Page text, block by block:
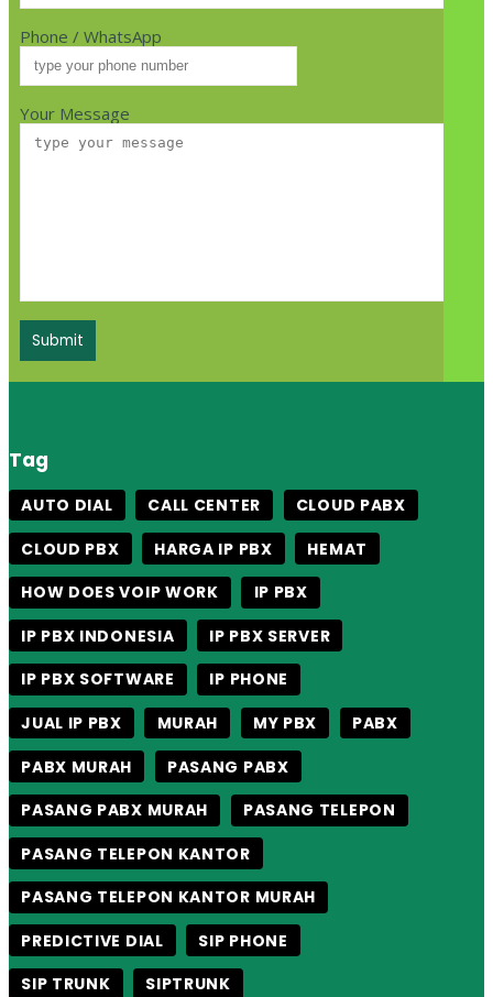
Phone / WhatsApp
Your Message
Tag
AUTO DIAL CALL CENTER
CLOUD PABX
CLOUD PBX
HARGA IP PBX
HEMAT
HOW DOES VOIP WORK
IP PBX
IP PBX INDONESIA
IP PBX SERVER
IP PBX SOFTWARE
IP PHONE
JUAL IP PBX
MURAH MY PBX
PABX
PABX MURAH
PASANG PABX
PASANG PABX MURAH
PASANG TELEPON
PASANG TELEPON KANTOR
PASANG TELEPON KANTOR MURAH
PREDICTIVE DIAL
SIP PHONE
SIP TRUNK
SIPTRUNK